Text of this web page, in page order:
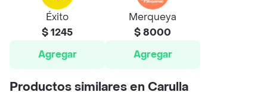
Éxito
$ 1245
Agregar
Merqueya
$ 8000
Agregar
Productos similares en Carulla